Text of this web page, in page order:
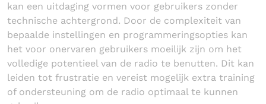
kan een uitdaging vormen voor gebruikers zonder
technische achtergrond. Door de complexiteit van
bepaalde instellingen en programmeringsopties kan
het voor onervaren gebruikers moeilijk zijn om het
volledige potentieel van de radio te benutten. Dit kan
leiden tot frustratie en vereist mogelijk extra training
of ondersteuning om de radio optimaal te kunnen